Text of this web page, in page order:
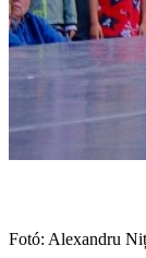
Fotó: Alexandru